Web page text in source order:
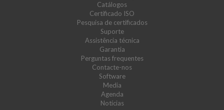
Catálogos
Certificado ISO
Pesquisa de certificados
Suporte
Assistência técnica
Garantia
Perguntas frequentes
Contacte-nos
Software
Media
Agenda
Notícias